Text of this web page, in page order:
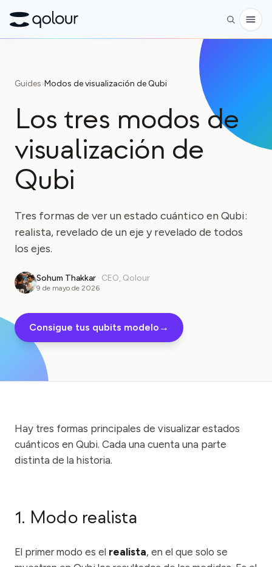
PARA
Entusiastas
Educadores
Niños y padres
Organizaciones
Caso de estudio educativo
QCaMP Quantum Fundamentals Workshop
Undergraduate Quantum Education
Documento técnico
Manual de usuario
Aprendizaje
Eventos
Guides›Modos de visualización de Qubi
Los tres modos de
visualización de
Qubi
Tres formas de ver un estado cuántico en Qubi:
realista, revelado de un eje y revelado de todos
los ejes.
Sohum Thakkar · CEO, Qolour
9 de mayo de 2026
Consigue tus qubits modelo →
Hay tres formas principales de visualizar estados
cuánticos en Qubi. Cada una cuenta una parte
distinta de la historia.
1. Modo realista
El primer modo es el realista, en el que solo se